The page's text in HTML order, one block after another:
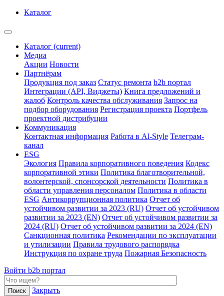
Каталог
Каталог (current)
Медиа
Акции Новости
Партнёрам
Продукция под заказ Статус ремонта b2b портал
Интеграции (API, Виджеты) Книга предложений и
жалоб Контроль качества обслуживания Запрос на
подбор оборудования Регистрация проекта Портфель
проектной дистрибуции
Коммуникация
Контактная информация Работа в Al-Style Телеграм-
канал
ESG
Экология Правила корпоративного поведения Кодекс
корпоративной этики Политика благотворительной,
волонтерской, спонсорской деятельности Политика в
области управления персоналом Политика в области
ESG Антикоррупционная политика Отчет об
устойчивом развитии за 2023 (RU) Отчет об устойчивом
развитии за 2023 (EN) Отчет об устойчивом развитии за
2024 (RU) Отчет об устойчивом развитии за 2024 (EN)
Санкционная политика Рекомендации по эксплуатации
и утилизации Правила трудового распорядка
Инструкция по охране труда Пожарная Безопасность
Войти b2b портал
Закрыть